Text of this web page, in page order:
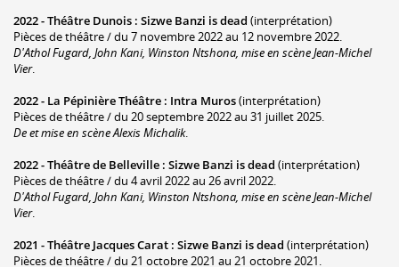
2022 -Théâtre Dunois : Sizwe Banzi is dead (interprétation)
Pièces de théâtre / du 7 novembre 2022 au 12 novembre 2022.
D'Athol Fugard, John Kani, Winston Ntshona, mise en scène Jean-Michel
Vier.
2022 - La Pépinière Théâtre : Intra Muros(interprétation)
Pièces de théâtre / du 20 septembre 2022 au 31 juillet 2025.
De et mise en scène Alexis Michalik.
2022 -Théâtre de Belleville : Sizwe Banzi is dead (interprétation)
Pièces de théâtre / du 4 avril 2022 au 26 avril 2022.
D'Athol Fugard, John Kani, Winston Ntshona, mise en scène Jean-Michel
Vier.
2021 -Théâtre Jacques Carat : Sizwe Banzi is dead (interprétation)
Pièces de théâtre / du 21 octobre 2021 au 21 octobre 2021.